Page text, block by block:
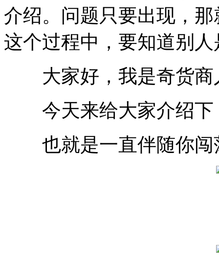
介绍。问题只要出现，
这个过程中，要知道别
大家好，我是奇货商
今天来给大家介绍下
也就是一直伴随你闯